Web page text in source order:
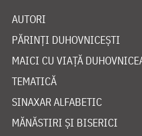
AUTORI
PĂRINȚI DUHOVNICEȘTI
MAICI CU VIAȚĂ
TEMATICĂ
SINAXAR ALFABETIC
MĂNĂSTIRI ȘI BISERICI